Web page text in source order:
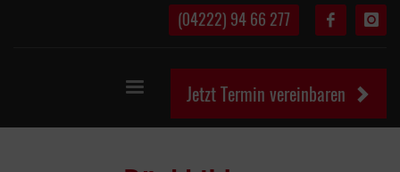
(04222) 94 66 277
Jetzt Termin vereinbaren